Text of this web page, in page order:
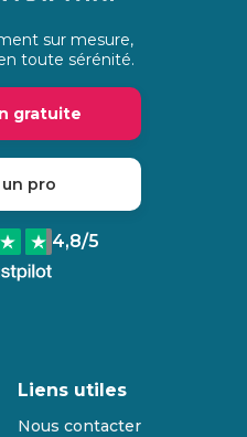
sur mesure,
toute sérénité.
gratuite
un pro
4,8/5
Liens utiles
Nous contacter